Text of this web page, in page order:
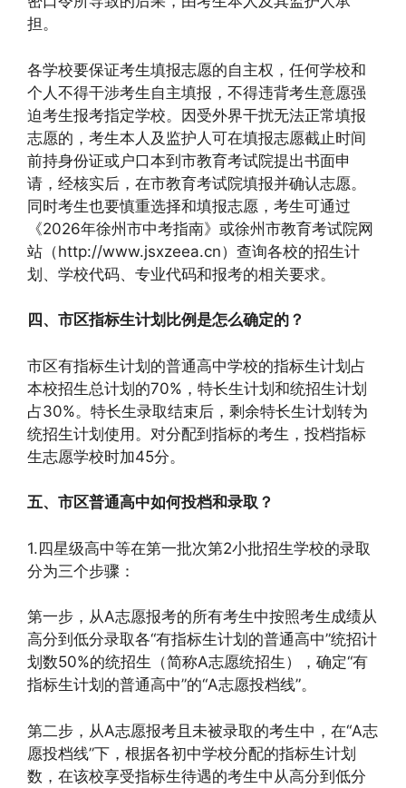
担。
各学校要保证考生填报志愿的自主权，任何学校和
个人不得干涉考生自主填报，不得违背考生意愿强
迫考生报考指定学校。因受外界干扰无法正常填报
志愿的，考生本人及监护人可在填报志愿截止时间
前持身份证或户口本到市教育考试院提出书面申
请，经核实后，在市教育考试院填报并确认志愿。
同时考生也要慎重选择和填报志愿，考生可通过
《2026年徐州市中考指南》或徐州市教育考试院网
站（http://www.jsxzeea.cn）查询各校的招生计
划、学校代码、专业代码和报考的相关要求。
四、市区指标生计划比例是怎么确定的？
市区有指标生计划的普通高中学校的指标生计划占
本校招生总计划的70%，特长生计划和统招生计划
占30%。特长生录取结束后，剩余特长生计划转为
统招生计划使用。对分配到指标的考生，投档指标
生志愿学校时加45分。
五、市区普通高中如何投档和录取？
1.四星级高中等在第一批次第2小批招生学校的录取
分为三个步骤：
第一步，从A志愿报考的所有考生中按照考生成绩从
高分到低分录取各“有指标生计划的普通高中”统招计
划数50%的统招生（简称A志愿统招生），确定“有
指标生计划的普通高中”的“A志愿投档线”。
第二步，从A志愿报考且未被录取的考生中，在“A志
愿投档线”下，根据各初中学校分配的指标生计划
数，在该校享受指标生待遇的考生中从高分到低分